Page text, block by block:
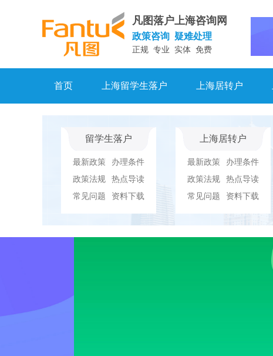
凡图落户上海咨询网
政策咨询 疑难处理
正规 专业 实体 免费
首页 上海留学生落户 上海居转户
留学生落户
最新政策
办理条件
政策法规
热点导读
常见问题
资料下载
上海居转户
最新政策
办理条件
政策法规
热点导读
常见问题
资料下载